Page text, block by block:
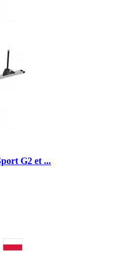
G2 et ...